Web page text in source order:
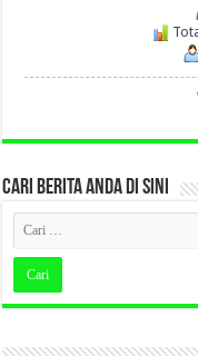
CARI BERITA ANDA DI SINI